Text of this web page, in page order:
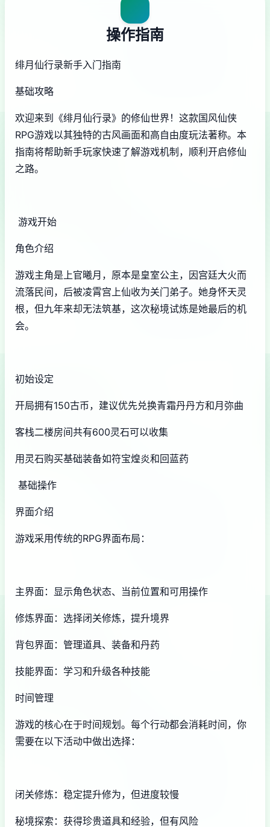
操作指南
绯月仙行录新手入门指南
基础攻略
欢迎来到《绯月仙行录》的修仙世界！这款国风仙侠
RPG游戏以其独特的古风画面和高自由度玩法著称。本
指南将帮助新手玩家快速了解游戏机制，顺利开启修仙
之路。
游戏开始
角色介绍
游戏主角是上官曦月，原本是皇室公主，因宫廷大火而
流落民间，后被凌霄宫上仙收为关门弟子。她身怀天灵
根，但九年来却无法筑基，这次秘境试炼是她最后的机
会。
初始设定
开局拥有150古币，建议优先兑换青霜丹丹方和月弥曲
客栈二楼房间共有600灵石可以收集
用灵石购买基础装备如符宝煌炎和回蓝药
基础操作
界面介绍
游戏采用传统的RPG界面布局：
主界面：显示角色状态、当前位置和可用操作
修炼界面：选择闭关修炼，提升境界
背包界面：管理道具、装备和丹药
技能界面：学习和升级各种技能
时间管理
游戏的核心在于时间规划。每个行动都会消耗时间，你
需要在以下活动中做出选择：
闭关修炼：稳定提升修为，但进度较慢
秘境探索：获得珍贵道具和经验，但有风险